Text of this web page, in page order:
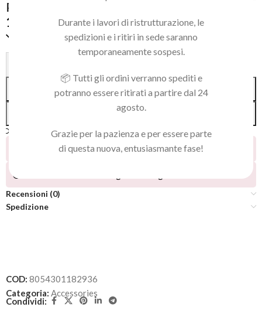
Durante i lavori di ristrutturazione, le
spedizioni e i ritiri in sede saranno
temporaneamente sospesi.
📦 Tutti gli ordini verranno spediti e
potranno essere ritirati a partire dal 24
agosto.
Grazie per la pazienza e per essere parte
di questa nuova, entusiasmante fase!
PRESS ON BABY BOOMER SHORT COFFIN 02
19,90
AGGIUNGI AL CARRELLO
ACQUISTA SUBITO
Confronta
Aggiungi alla lista dei desideri
Persone che guardano questo prodotto ora!
Recensioni (0)
Spedizione
COD: 8054301182936
Categoria: Accessories
Condividi: